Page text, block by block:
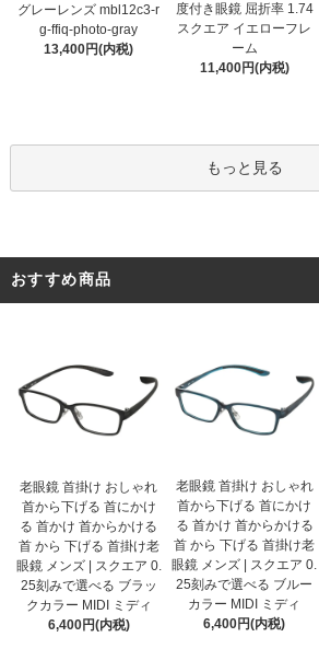
グレーレンズ mbl12c3-r
g-ffiq-photo-gray
13,400円(内税)
度付き眼鏡 屈折率 1.74
スクエア イエローフレ
ーム
11,400円(内税)
もっと見る
おすすめ商品
老眼鏡 首掛け おしゃれ
首から下げる 首にかけ
る 首かけ 首からかける
首 から 下げる 首掛け老
眼鏡 メンズ | スクエア 0.
25刻みで選べる ブラッ
クカラー MIDI ミディ
6,400円(内税)
老眼鏡 首掛け おしゃれ
首から下げる 首にかけ
る 首かけ 首からかける
首 から 下げる 首掛け老
眼鏡 メンズ | スクエア 0.
25刻みで選べる ブルー
カラー MIDI ミディ
6,400円(内税)